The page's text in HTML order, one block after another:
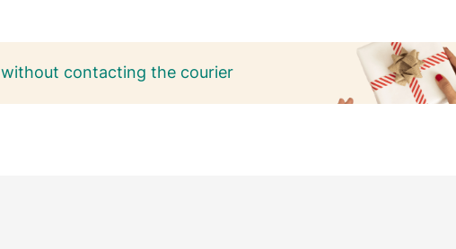
without contacting the courier